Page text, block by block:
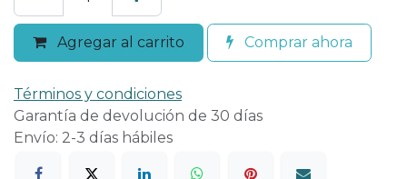
Agregar al carrito Comprar ahora
Términos y condiciones
Garantía de devolución de 30 días
Envío: 2-3 días hábiles